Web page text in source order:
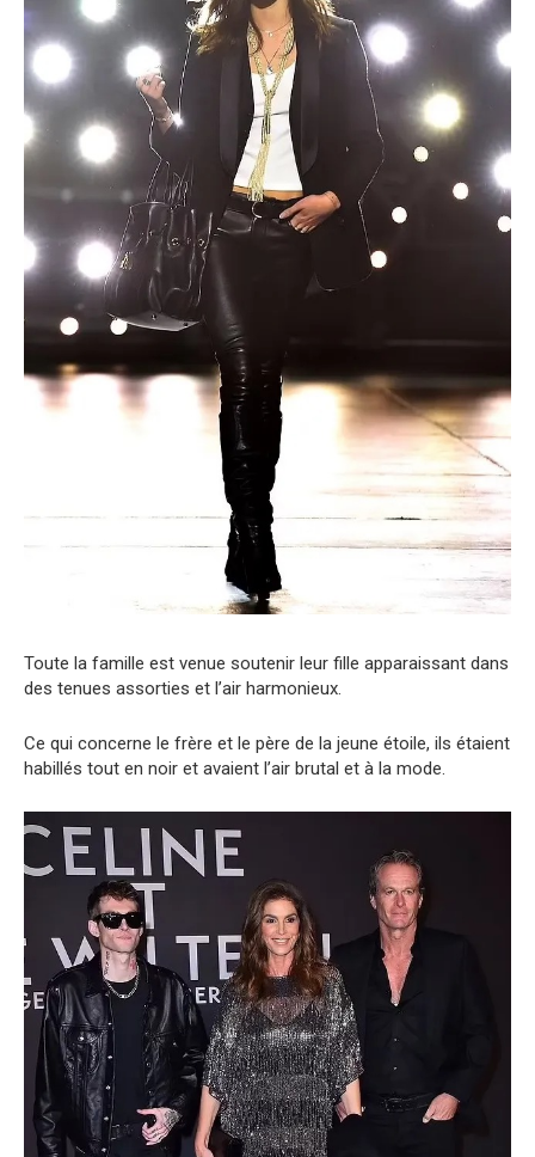
Toute la famille est venue soutenir leur fille apparaissant dans
des tenues assorties et l’air harmonieux.
Ce qui concerne le frère et le père de la jeune étoile, ils étaient
habillés tout en noir et avaient l’air brutal et à la mode.